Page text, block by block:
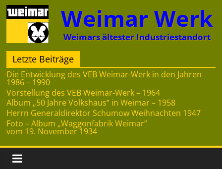
Zum
Inhalt
springen
Weimar Werk
Weimars ältester Industriestandort
Letzte Beiträge
Die Entwicklung des VEB Weimar-Werk in den Jahren
1986 – 1990
Vorstellung des VEB Weimar-Werk – 1964
Album „50 Jahre Volkshaus“ in Weimar – 1958
Herrn Generaldirektor Schumow Weihnachten 1947
Foto – Album „Waggonfabrik Weimar“
vom 19. November 1934